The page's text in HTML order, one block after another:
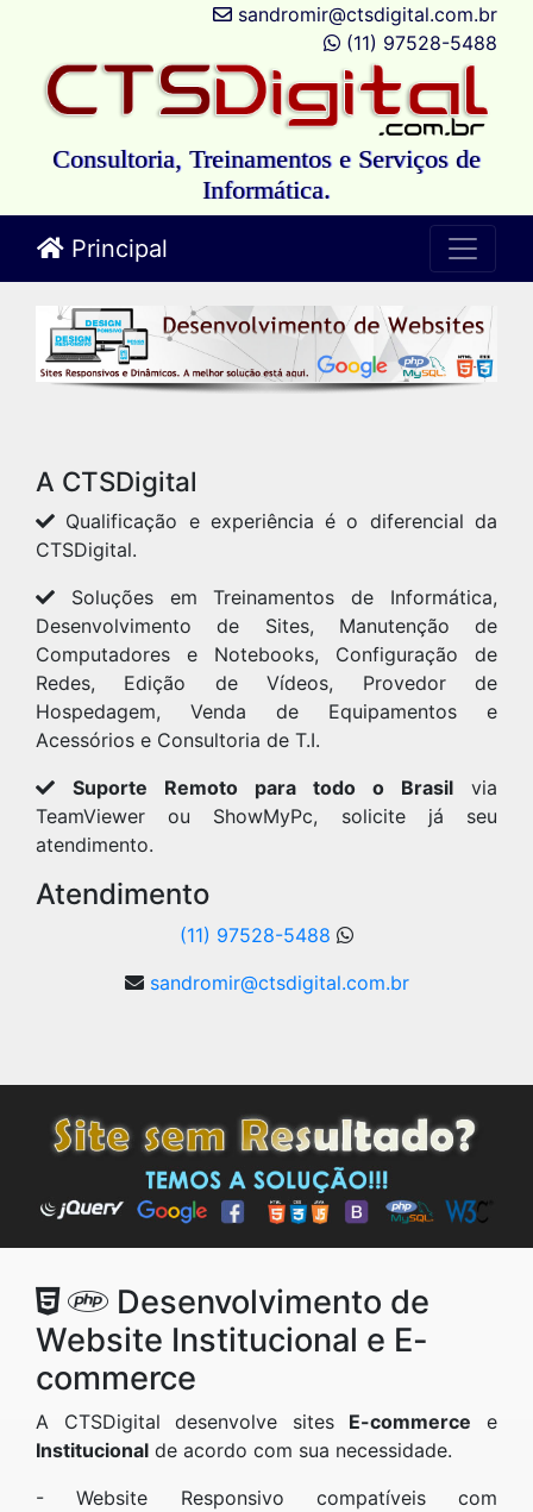
sandromir@ctsdigital.com.br
(11) 97528-5488
Consultoria, Treinamentos e Serviços de
Informática.
Principal
A CTSDigital
Qualificação e experiência é o diferencial da
CTSDigital.
Soluções em Treinamentos de Informática,
Desenvolvimento de Sites, Manutenção de
Computadores e Notebooks, Configuração de
Redes, Edição de Vídeos, Provedor de
Hospedagem, Venda de Equipamentos e
Acessórios e Consultoria de T.I.
Suporte Remoto para todo o Brasil via
TeamViewer ou ShowMyPc, solicite já seu
atendimento.
Atendimento
(11) 97528-5488
sandromir@ctsdigital.com.br
Desenvolvimento de
Website Institucional e E-
commerce
A CTSDigital desenvolve sites E-commerce e
Institucional de acordo com sua necessidade.
- Website Responsivo compatíveis com